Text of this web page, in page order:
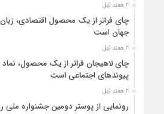
2 هفته قبل
چای فراتر از یک محصول اقتصادی،
جهان است
2 هفته قبل
چای لاهیجان فراتر از یک محصول،
پیوندهای اجتماعی است
2 هفته قبل
رونمایی از پوستر دومین جشنواره ملی